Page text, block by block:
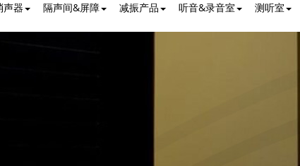
声器 隔声间&屏障 减振产品 听音&录音室 测听室